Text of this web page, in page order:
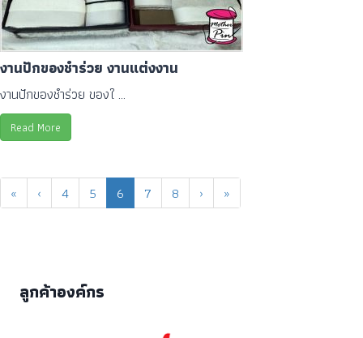
งานปักของชำร่วย งานแต่งงาน
งานปักของชำร่วย ของใ ...
Read More
« ‹ 4 5 6 7 8 › »
ลูกค้าองค์กร